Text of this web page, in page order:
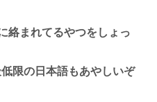
絡まれてるやつをしょっ
限の日本語もあやしいぞ